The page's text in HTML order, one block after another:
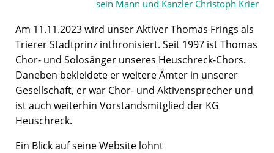
sein Mann und Kanzler Christoph Krier
Am 11.11.2023 wird unser Aktiver Thomas Frings als
Trierer Stadtprinz inthronisiert. Seit 1997 ist Thomas
Chor- und Solosänger unseres Heuschreck-Chors.
Daneben bekleidete er weitere Ämter in unserer
Gesellschaft, er war Chor- und Aktivensprecher und
ist auch weiterhin Vorstandsmitglied der KG
Heuschreck.
Ein Blick auf seine Website lohnt